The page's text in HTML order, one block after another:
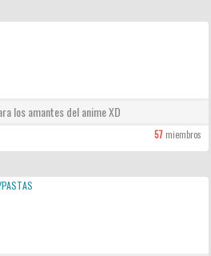
los amantes del anime XD
57miembros